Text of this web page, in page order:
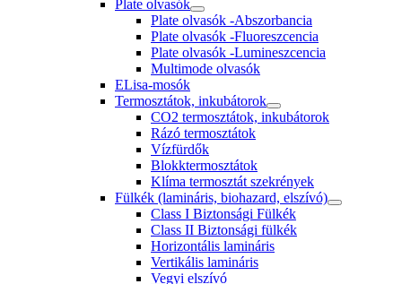
Plate olvasók
Plate olvasók -Abszorbancia
Plate olvasók -Fluoreszcencia
Plate olvasók -Lumineszcencia
Multimode olvasók
ELisa-mosók
Termosztátok, inkubátorok
CO2 termosztátok, inkubátorok
Rázó termosztátok
Vízfürdők
Blokktermosztátok
Klíma termosztát szekrények
Fülkék (lamináris, biohazard, elszívó)
Class I Biztonsági Fülkék
Class II Biztonsági fülkék
Horizontális lamináris
Vertikális lamináris
Vegyi elszívó